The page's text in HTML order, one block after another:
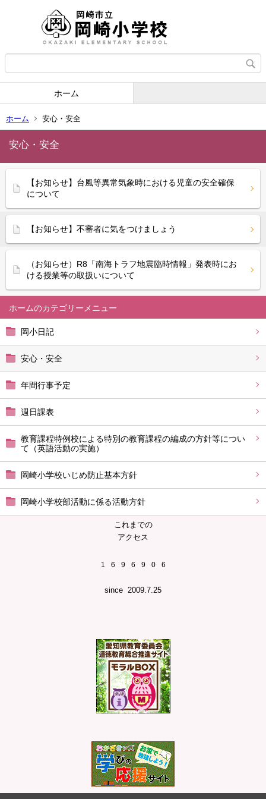
ホーム
ホーム 安心・安全
ホーム
岡小日記
安心・安全
年間行事予定
週日課表
教育課程特例校による特別の教育課程の編成の方針等につい
て（英語活動の実施）
岡崎小学校いじめ防止基本方針
岡崎小学校部活動に係る活動方針
これまでの
アクセス
1 6 9 6 9 0 6
since 2009.7.25
安心・安全
【お知らせ】台風等異常気象時における児童の安全確保
について
【お知らせ】不審者に気をつけましょう
（お知らせ）R8「南海トラフ地震臨時情報」発表時にお
ける授業等の取扱いについて